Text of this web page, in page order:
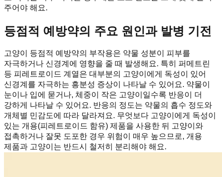
주어야 해요.
등점적 예방약의 주요 원인과 발병 기전
고양이 등점적 예방약의 부작용은 약물 성분이 피부를
자극하거나 신경계에 영향을 줄 때 발생해요. 특히 퍼메트린
등 피레트로이드 계열은 대부분의 고양이에게 독성이 있어
신경계를 자극하는 흥분성 증상이 나타날 수 있어요. 약물이
눈이나 입에 묻거나, 체중이 작은 고양이일수록 반응이 더
강하게 나타날 수 있어요. 반응의 정도는 약물의 흡수 정도와
개체별 민감도에 따라 달라져요. 무엇보다 고양이에게 독성이
있는 개용(피레트로이드 함유) 제품을 사용한 뒤 고양이와
접촉하거나 잘못 도포한 경우 위험이 매우 높으므로, 개용
제품과 고양이는 반드시 철저히 분리해야 해요.